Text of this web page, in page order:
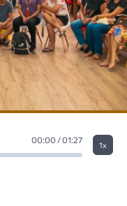
00:00 / 01:27
1x